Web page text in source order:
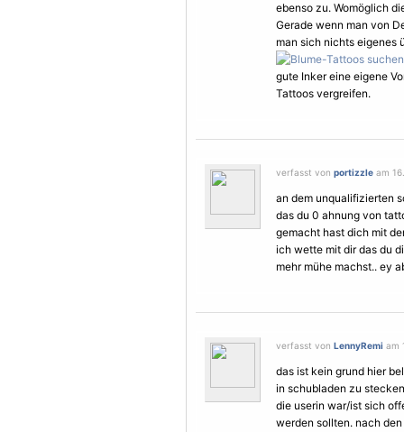
ebenso zu. Womöglich
Gerade wenn man von
man sich nichts eigenes
gute Inker eine eigene
Tattoos vergreifen.
verfasst von portizzle am
an dem unqualifizierten
das du 0 ahnung von
gemacht hast dich mit
ich wette mit dir das du
mehr mühe machst.. ey
verfasst von LennyRemi am
das ist kein grund hier
in schubladen zu
die userin war/ist sich
werden sollten. nach